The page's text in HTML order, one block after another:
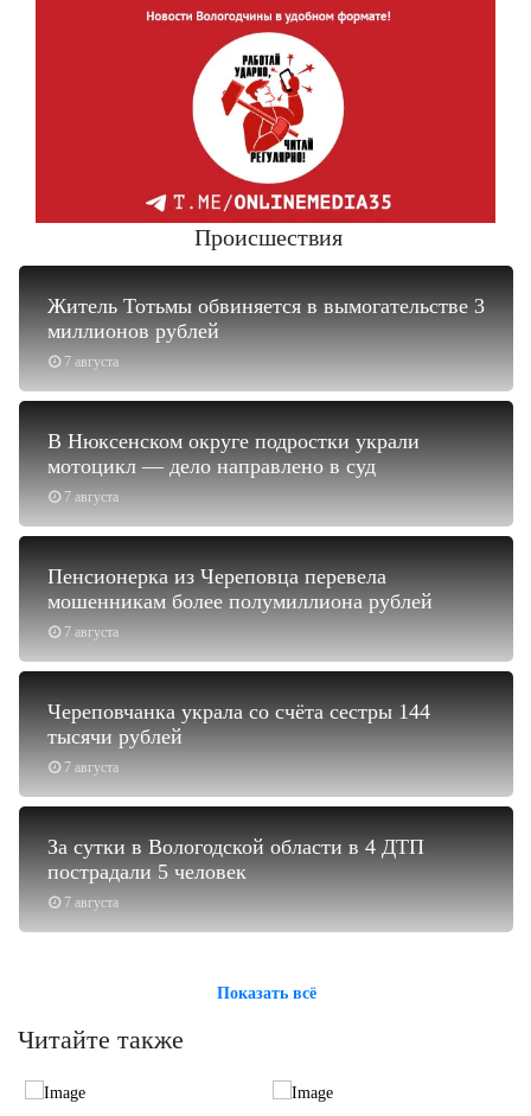
Происшествия
7 августа
Житель Тотьмы обвиняется в вымогательстве 3
миллионов рублей
7 августа
В Нюксенском округе подростки украли
мотоцикл — дело направлено в суд
7 августа
Пенсионерка из Череповца перевела
мошенникам более полумиллиона рублей
7 августа
Череповчанка украла со счёта сестры 144
тысячи рублей
7 августа
За сутки в Вологодской области в 4 ДТП
пострадали 5 человек
Показать всё
Читайте также